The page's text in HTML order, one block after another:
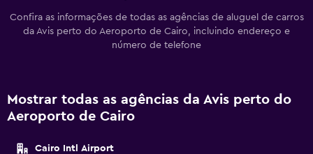
Confira as informações de todas as agências de aluguel de carros
da Avis perto do Aeroporto de Cairo, incluindo endereço e
número de telefone
Mostrar todas as agências da Avis perto do
Aeroporto de Cairo
Cairo Intl Airport